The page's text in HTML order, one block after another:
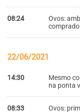
08:24
Ovos:
22/06/2021
14:30
Mesmo
na ponta
08:33
Ovos: